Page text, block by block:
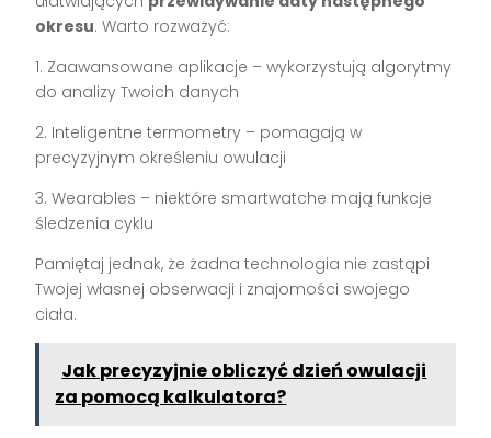
okresu. Warto rozważyć:
1. Zaawansowane aplikacje – wykorzystują algorytmy
do analizy Twoich danych
2. Inteligentne termometry – pomagają w
precyzyjnym określeniu owulacji
3. Wearables – niektóre smartwatche mają funkcje
śledzenia cyklu
Pamiętaj jednak, że żadna technologia nie zastąpi
Twojej własnej obserwacji i znajomości swojego
ciała.
Jak precyzyjnie obliczyć dzień owulacji
za pomocą kalkulatora?